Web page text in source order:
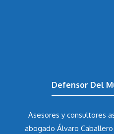
Defensor Del
Asesores y consultores
abogado Álvaro Caballero